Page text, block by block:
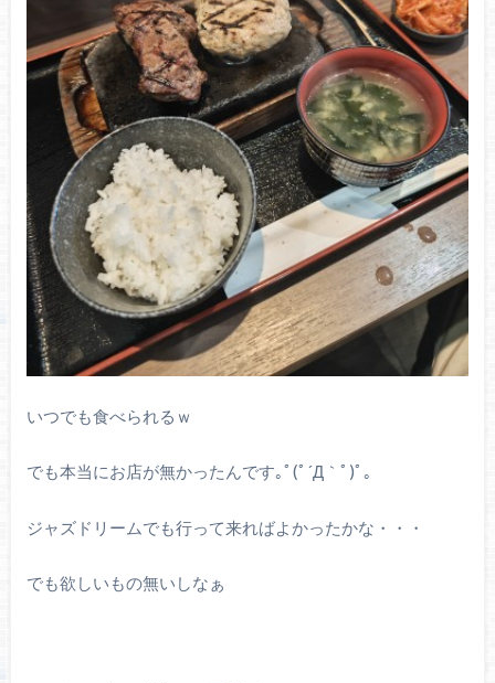
いつでも食べられるｗ
でも本当にお店が無かったんです｡ﾟ(ﾟ´Д｀ﾟ)ﾟ｡
ジャズドリームでも行って来ればよかったかな・・・
でも欲しいもの無いしなぁ